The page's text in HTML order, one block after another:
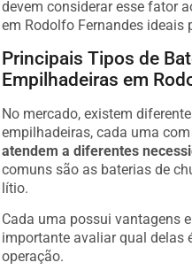
devem considerar esse fator
em Rodolfo Fernandes ideais
Principais Tipos de
Empilhadeiras em
No mercado, existem
empilhadeiras, cada uma
atendem a diferentes
comuns são as baterias de
lítio.
Cada uma possui vantagens
importante avaliar qual delas
operação.